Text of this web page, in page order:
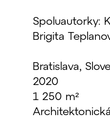
Spoluautorky:
Brigita
Bratislava,
2020
1 250 m²